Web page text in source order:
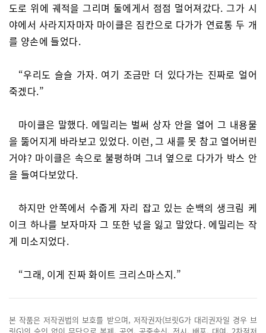
도로 위에 궤적을 그리며 둘에게서 점점 멀어져갔다. 그가 시
야에서 사라지자마자 마이클은 짐칸으로 다가가 연료통 두 개
를 양손에 들었다.
“우리도 슬슬 가자. 여기 조금만 더 있다가는 진짜로 얼어
죽겠다.”
마이클은 말했다. 에밀리는 벌써 상자 안을 열어 그 내용물
을 뚫어지게 바라보고 있었다. 이런, 그 새를 못 참고 열어버린
거야? 마이클은 속으로 불평하며 그녀 옆으로 다가가 박스 안
을 들여다보았다.
하지만 안쪽에서 수줍게 자리 잡고 있는 순백의 생크림 케
이크 하나를 보자마자 그 또한 넋을 잃고 말았다. 에밀리는 작
게 미소지었다.
“그래, 이게 진짜 화이트 크리스마스지.”
본 작품은 저작권법의 보호를 받으며, 저작권자(브릿G가 대리권자일 경우 브